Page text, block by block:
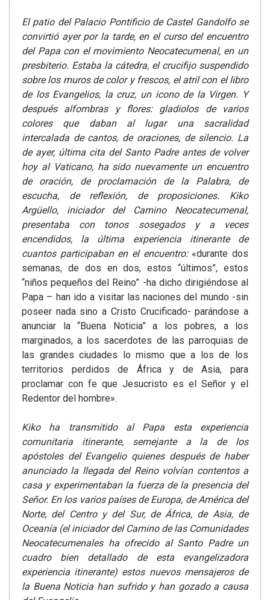
El patio del Palacio Pontificio de Castel Gandolfo se
convirtió ayer por la tarde, en el curso del encuentro
del Papa con el movimiento Neocatecumenal, en un
presbiterio. Estaba la cátedra, el crucifijo suspendido
sobre los muros de color y frescos, el atril con el libro
de los Evangelios, la cruz, un icono de la Virgen. Y
después alfombras y flores: gladiolos de varios
colores que daban al lugar una sacralidad
intercalada de cantos, de oraciones, de silencio. La
de ayer, última cita del Santo Padre antes de volver
hoy al Vaticano, ha sido nuevamente un encuentro
de oración, de proclamación de la Palabra, de
escucha, de reflexión, de proposiciones. Kiko
Argüello, iniciador del Camino Neocatecumenal,
presentaba con tonos sosegados y a veces
encendidos, la última experiencia itinerante de
cuantos participaban en el encuentro: «durante dos
semanas, de dos en dos, estos “últimos”, estos
“niños pequeños del Reino” -ha dicho dirigiéndose al
Papa – han ido a visitar las naciones del mundo -sin
poseer nada sino a Cristo Crucificado- parándose a
anunciar la “Buena Noticia” a los pobres, a los
marginados, a los sacerdotes de las parroquias de
las grandes ciudades lo mismo que a los de los
territorios perdidos de África y de Asia, para
proclamar con fe que Jesucristo es el Señor y el
Redentor del hombre».
Kiko ha transmitido al Papa esta experiencia
comunitaria itinerante, semejante a la de los
apóstoles del Evangelio quienes después de haber
anunciado la llegada del Reino volvían contentos a
casa y experimentaban la fuerza de la presencia del
Señor. En los varios países de Europa, de América del
Norte, del Centro y del Sur, de África, de Asia, de
Oceanía (el iniciador del Camino de las Comunidades
Neocatecumenales ha ofrecido al Santo Padre un
cuadro bien detallado de esta evangelizadora
experiencia itinerante) estos nuevos mensajeros de
la Buena Noticia han sufrido y han gozado a causa